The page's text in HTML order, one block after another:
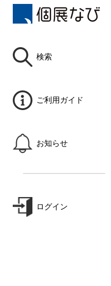
検索
ご利用ガイド
お知らせ
ログイン